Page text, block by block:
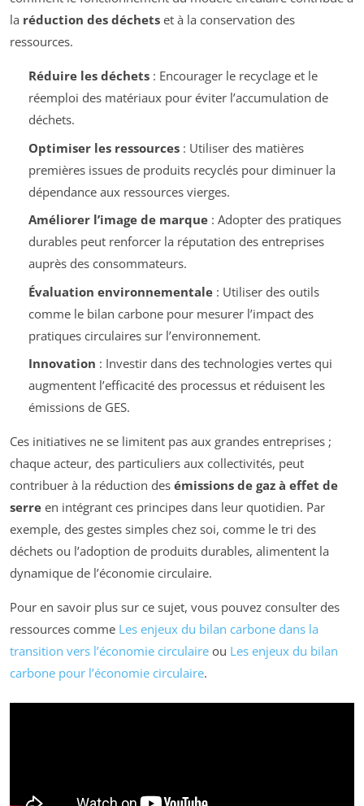
la réduction des déchets et à la conservation des
ressources.
Réduire les déchets: Encourager le recyclage et le
réemploi des matériaux pour éviter l’accumulation de
déchets.
Optimiser les ressources: Utiliser des matières
premières issues de produits recyclés pour diminuer la
dépendance aux ressources vierges.
Améliorer l’image de marque: Adopter des pratiques
durables peut renforcer la réputation des entreprises
auprès des consommateurs.
Évaluation environnementale: Utiliser des outils
comme le bilan carbone pour mesurer l’impact des
pratiques circulaires sur l’environnement.
Innovation : Investir dans des technologies vertes qui
augmentent l’efficacité des processus et réduisent les
émissions de GES.
Ces initiatives ne se limitent pas aux grandes entreprises ;
chaque acteur, des particuliers aux collectivités, peut
contribuer à la réduction des émissions de gaz à effet de
serre en intégrant ces principes dans leur quotidien. Par
exemple, des gestes simples chez soi, comme le tri des
déchets ou l’adoption de produits durables, alimentent la
dynamique de l’économie circulaire.
Pour en savoir plus sur ce sujet, vous pouvez consulter des
ressources comme Les enjeux du bilan carbone dans la
transition vers l’économie circulaire ou Les enjeux du bilan
carbone pour l’économie circulaire.